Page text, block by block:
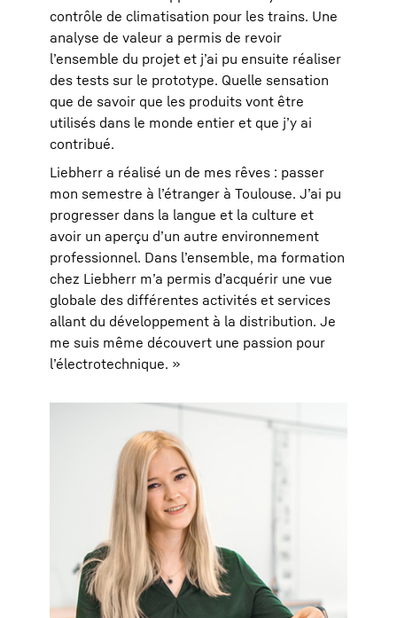
contrôle de climatisation pour les trains. Une
analyse de valeur a permis de revoir
l’ensemble du projet et j’ai pu ensuite réaliser
des tests sur le prototype. Quelle sensation
que de savoir que les produits vont être
utilisés dans le monde entier et que j’y ai
contribué.
Liebherr a réalisé un de mes rêves : passer
mon semestre à l’étranger à Toulouse. J’ai pu
progresser dans la langue et la culture et
avoir un aperçu d’un autre environnement
professionnel. Dans l’ensemble, ma formation
chez Liebherr m’a permis d’acquérir une vue
globale des différentes activités et services
allant du développement à la distribution. Je
me suis même découvert une passion pour
l’électrotechnique. »